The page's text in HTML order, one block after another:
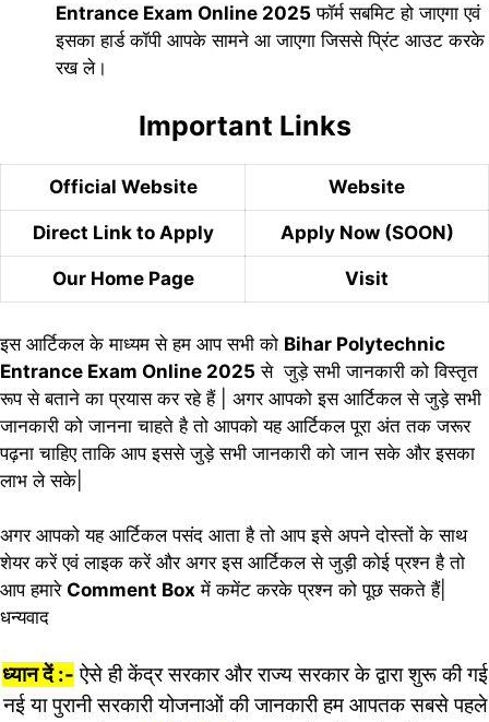
Entrance Exam Online 2025 फॉर्म सबमिट हो जाएगा एवं
इसका हार्ड कॉपी आपके सामने आ जाएगा जिससे प्रिंट आउट करके
रख ले।
Important Links
Official Website Website
Direct Link to Apply Apply Now (SOON)
Our Home Page Visit
इस आर्टिकल के माध्यम से हम आप सभी को Bihar Polytechnic
Entrance Exam Online 2025 से जुड़े सभी जानकारी को विस्तृत
रूप से बताने का प्रयास कर रहे हैं | अगर आपको इस आर्टिकल से जुड़े सभी
जानकारी को जानना चाहते है तो आपको यह आर्टिकल पूरा अंत तक जरूर
पढ़ना चाहिए ताकि आप इससे जुड़े सभी जानकारी को जान सके और इसका
लाभ ले सके|
अगर आपको यह आर्टिकल पसंद आता है तो आप इसे अपने दोस्तों के साथ
शेयर करें एवं लाइक करें और अगर इस आर्टिकल से जुड़ी कोई प्रश्न है तो
आप हमारे Comment Box में कमेंट करके प्रश्न को पूछ सकते हैं|
धन्यवाद
ध्यान दें :- ऐसे ही केंद्र सरकार और राज्य सरकार के द्वारा शुरू की गई
नई या पुरानी सरकारी योजनाओं की जानकारी हम आपतक सबसे पहले